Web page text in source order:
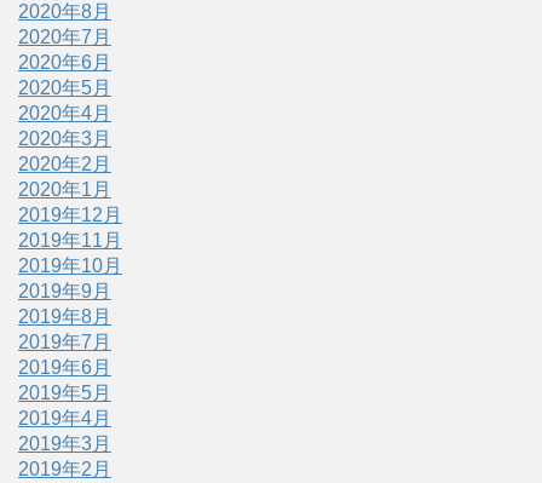
2020年8月
2020年7月
2020年6月
2020年5月
2020年4月
2020年3月
2020年2月
2020年1月
2019年12月
2019年11月
2019年10月
2019年9月
2019年8月
2019年7月
2019年6月
2019年5月
2019年4月
2019年3月
2019年2月